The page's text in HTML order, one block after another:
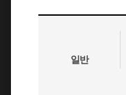
일반